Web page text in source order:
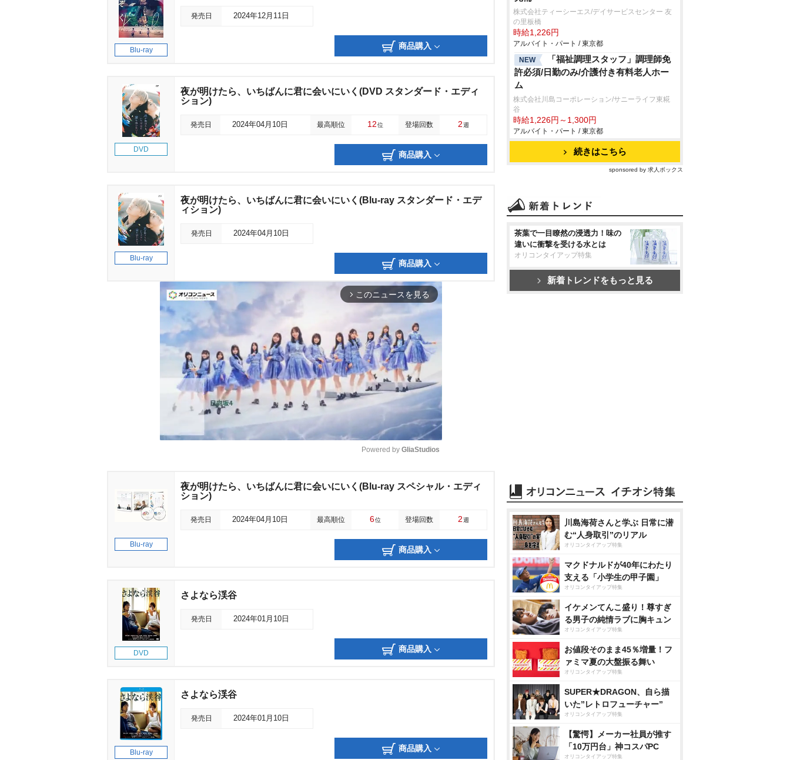
Blu-ray
発売日 2024年12月11日
商品購入
DVD
夜が明けたら、いちばんに君に会いにいく(DVD スタンダード・エディ
ション)
発売日 2024年04月10日 最高順位 12位 登場回数 2週
商品購入
Blu-ray
夜が明けたら、いちばんに君に会いにいく(Blu-ray スタンダード・エデ
ィション)
発売日 2024年04月10日
商品購入
arrow_forward_ios このニュースを見る
M
Powered by GliaStudios
Blu-ray
夜が明けたら、いちばんに君に会いにいく(Blu-ray スペシャル・エディ
ション)
発売日 2024年04月10日 最高順位 6位 登場回数 2週
商品購入
DVD
さよなら渓谷
発売日 2024年01月10日
商品購入
Blu-ray
さよなら渓谷
発売日 2024年01月10日
商品購入
株式会社ティーシーエス/デイサービスセンター 友
の里板橋
時給1,226円
アルバイト・パート / 東京都
NEW
「福祉調理スタッフ」調理師免
許必須/日勤のみ/介護付き有料老人ホー
ム
株式会社川島コーポレーション/サニーライフ東糀
谷
時給1,226円～1,300円
アルバイト・パート / 東京都
続きはこちら
sponsored by 求人ボックス
茶葉で一目瞭然の浸透力！味の
違いに衝撃を受ける水とは
オリコンタイアップ特集
新着トレンドをもっと見る
川島海荷さんと学ぶ 日常に潜
む“人身取引”のリアル
オリコンタイアップ特集
マクドナルドが40年にわたり
支える「小学生の甲子園」
オリコンタイアップ特集
イケメンてんこ盛り！尊すぎ
る男子の純情ラブに胸キュン
オリコンタイアップ特集
お値段そのまま45％増量！フ
ァミマ夏の大盤振る舞い
オリコンタイアップ特集
SUPER★DRAGON、自ら描
いた”レトロフューチャー”
オリコンタイアップ特集
【驚愕】メーカー社員が推す
「10万円台」神コスパPC
オリコンタイアップ特集